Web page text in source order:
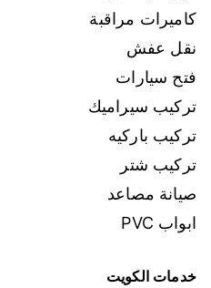
كاميرات مراقبة
نقل عفش
فتح سيارات
تركيب سيراميك
تركيب باركيه
تركيب شتر
صيانة مصاعد
ابواب PVC
خدمات الكويت